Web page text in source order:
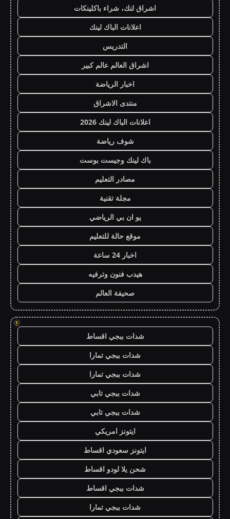
اشراق لنك، شراء باكلينكات
اعلانات الباك لينك
التدريس
اشراق العالم عالم كبير
اخبار الرياضة
منتدى الاشراق
اعلانات الباك لينك 2026
شوف رياضة
باك لينك وجيست بوست
مصادر التعليم
مجلة تقنية
يو ان بي الرياضي
موقع حالة للتعليم
اخبار 24 ساعة
هيدب فنون وترفيه
صحيفة العالم
!
شدات ببجي اقساط
شدات ببجي تمارا
شدات ببجي تمارا
شدات ببجي تابي
شدات ببجي تابي
ايتونز امريكي
ايتونز سعودي اقساط
شحن يلا لودو اقساط
شدات ببجي اقساط
شدات ببجي تمارا